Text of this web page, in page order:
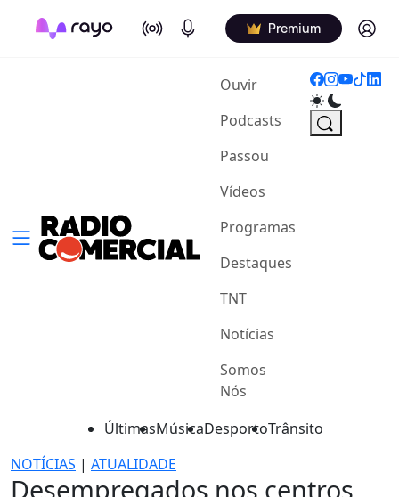
On Air Podcasts Premium Log in
Ouvir(current)
Podcasts
Passou
Vídeos
Programas
Destaques
TNT
Notícias
Somos
Nós
ÚltimasMúsicaDesportoTrânsito
NOTÍCIAS | ATUALIDADE
Desempregados nos centros